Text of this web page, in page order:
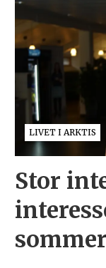
LIVET I ARKTIS
Stor